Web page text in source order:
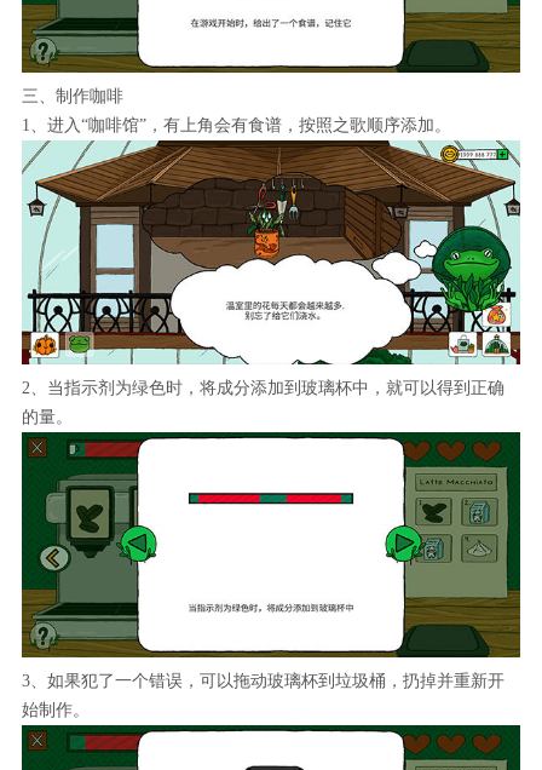
三、制作咖啡
1、进入“咖啡馆”，有上角会有食谱，按照之歌顺序添加。
2、当指示剂为绿色时，将成分添加到玻璃杯中，就可以得到正确
的量。
3、如果犯了一个错误，可以拖动玻璃杯到垃圾桶，扔掉并重新开
始制作。